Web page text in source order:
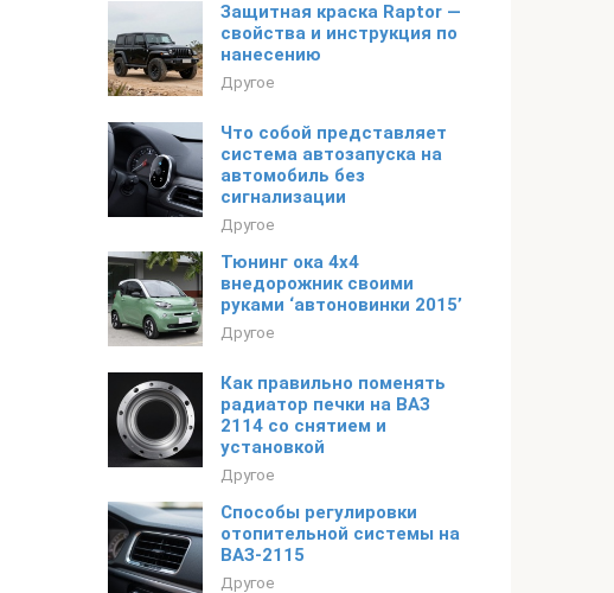
Защитная краска Raptor —
свойства и инструкция по
нанесению
Другое
Что собой представляет
система автозапуска на
автомобиль без
сигнализации
Другое
Тюнинг ока 4х4
внедорожник своими
руками ‘автоновинки 2015’
Другое
Как правильно поменять
радиатор печки на ВАЗ
2114 со снятием и
установкой
Другое
Способы регулировки
отопительной системы на
ВАЗ-2115
Другое